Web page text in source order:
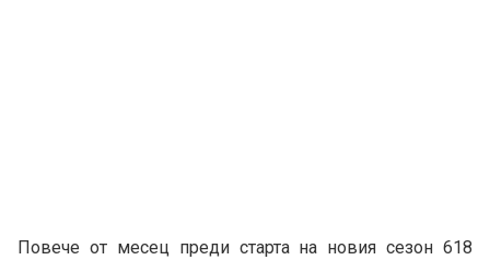
Повече от месец преди старта на новия сезон 618